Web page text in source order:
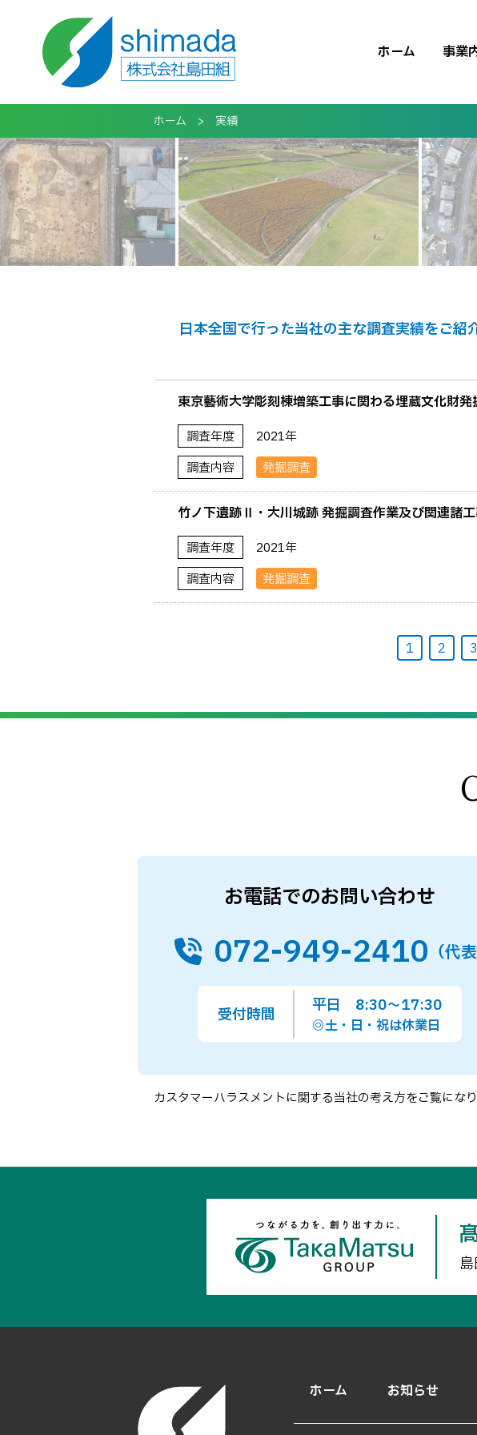
ホーム 事業
ホーム 実績
日本全国で行った当社の主な調査実績をご紹
東京藝術大学彫刻棟増築工事に関わる埋蔵文化財
調査年度
2021年
調査内容
発掘調査
竹ノ下遺跡Ⅱ・大川城跡 発掘調査作業及び関連諸
調査年度
2021年
調査内容
発掘調査
1 2 3
お電話でのお問い合わせ
072-949-2410 （代表
受付時間 平日 8:30～17:30
◎土・日・祝は休業日
カスタマーハラスメントに関する当社の考え方をご覧になり
ホーム お知らせ